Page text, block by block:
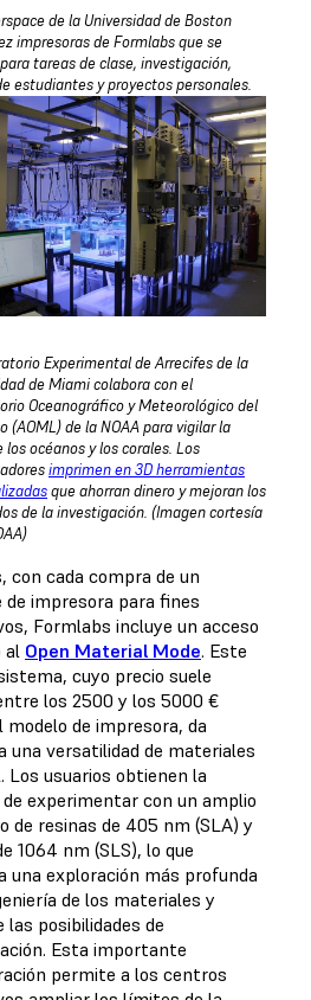
de la Universidad de Boston
impresoras de Formlabs que se
tareas de clase, investigación,
estudiantes y proyectos personales.
Experimental de Arrecifes de la
de Miami colabora con el
Oceanográfico y Meteorológico del
(AOML) de la NOAA para vigilar la
los océanos y los corales. Los
imprimen en 3D herramientas
que ahorran dinero y mejoran los
de la investigación. (Imagen cortesía
con cada compra de un
de impresora para fines
Formlabs incluye un acceso
al Open Material Mode. Este
cuyo precio suele
los 2500 y los 5000 €
modelo de impresora, da
una versatilidad de materiales
Los usuarios obtienen la
experimentar con un amplio
de resinas de 405 nm (SLA) y
1064 nm (SLS), lo que
una exploración más profunda
de los materiales y
las posibilidades de
Esta importante
permite a los centros